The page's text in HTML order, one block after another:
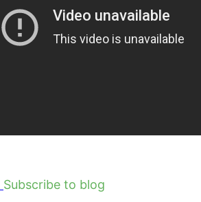
Subscribe to blog